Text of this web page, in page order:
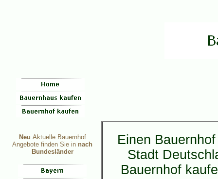
Neu Aktuelle Bauernhof
Angebote finden Sie in nach
Bundesländer
Einen
Stadt
Bauernhof